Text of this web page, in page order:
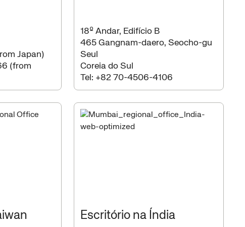
Japan)
(from
18º Andar, Edifício B
465 Gangnam-daero, Seocho-gu
Seul
Coreia do Sul
Tel: +82 70-4506-4106
Escritório na Índia